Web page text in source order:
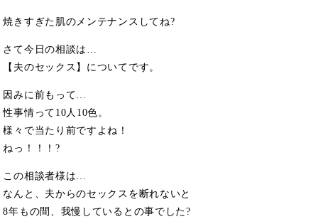
焼きすぎた肌のメンテナンスしてね?
さて今日の相談は…
【夫のセックス】についてです。
因みに前もって…
性事情って10人10色。
様々で当たり前ですよね！
ねっ！！！?
この相談者様は…
なんと、夫からのセックスを断れないと
8年もの間、我慢しているとの事でした?